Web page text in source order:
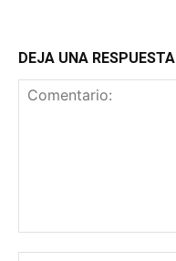
DEJA UNA RESPUESTA